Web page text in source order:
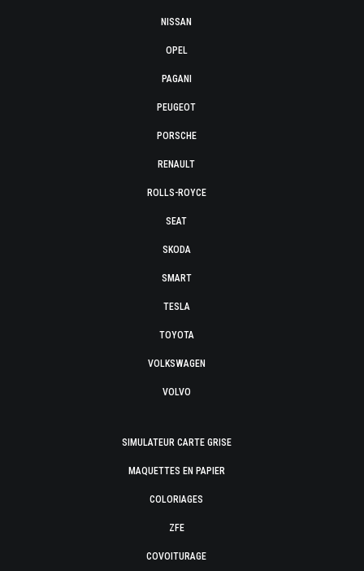
NISSAN
OPEL
PAGANI
PEUGEOT
PORSCHE
RENAULT
ROLLS-ROYCE
SEAT
SKODA
SMART
TESLA
TOYOTA
VOLKSWAGEN
VOLVO
SIMULATEUR CARTE GRISE
MAQUETTES EN PAPIER
COLORIAGES
ZFE
COVOITURAGE